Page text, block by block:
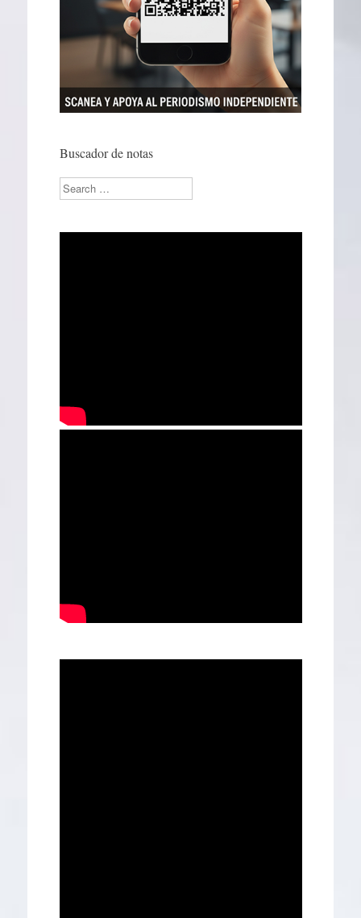
Buscador de notas
Search